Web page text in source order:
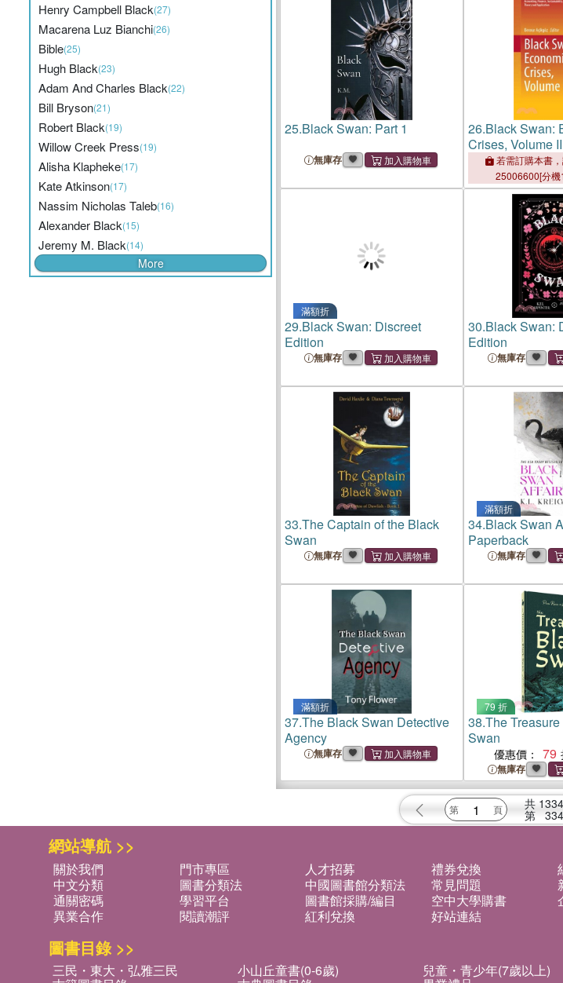
Henry Campbell Black(27)
Macarena Luz Bianchi(26)
Bible(25)
Hugh Black(23)
Adam And Charles Black(22)
Bill Bryson(21)
Robert Black(19)
Willow Creek Press(19)
Alisha Klapheke(17)
Kate Atkinson(17)
Nassim Nicholas Taleb(16)
Alexander Black(15)
Jeremy M. Black(14)
More
25.Black Swan: Part 1
無庫存
26.Black Swan:
Crises, Volume
若需訂購本書
25006600[分機
滿額折
29.Black Swan: Discreet
Edition
無庫存
30.Black Swan:
Edition
無庫存
33.The Captain of the Black
Swan
無庫存
滿額折
34.Black Swan
Paperback
無庫存
滿額折
37.The Black Swan Detective
Agency
無庫存
79 折
38.The
Swan
優惠價： 79
無庫存
共
第 334
網站導航 >>
關於我們 門市專區 人才招募 禮券兌換
中文分類
圖書分類法 中國圖書館分類法 常見問題
通關密碼
學習平台 圖書館採購/編目 空中大學購書
異業合作
閱讀潮評 紅利兌換 好站連結
圖書目錄 >>
三民・東大・弘雅三民 小山丘童書(0-6歲) 兒童・青少年(7歲以上)